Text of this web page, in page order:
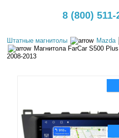
8 (800) 511-
Штатные магнитолы Mazda
Магнитола FarCar S500
2008-2013